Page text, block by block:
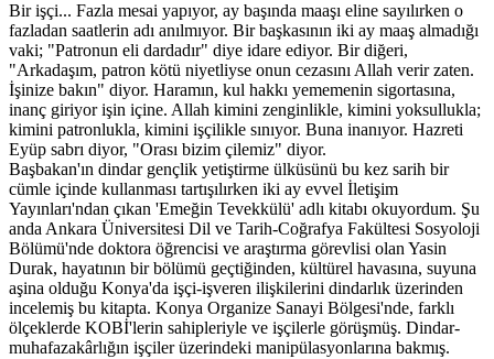
Bir işçi... Fazla mesai yapıyor, ay başında maaşı eline sayılırken o
fazladan saatlerin adı anılmıyor. Bir başkasının iki ay maaş almadığı
vaki; "Patronun eli dardadır" diye idare ediyor. Bir diğeri,
"Arkadaşım, patron kötü niyetliyse onun cezasını Allah verir zaten.
İşinize bakın" diyor. Haramın, kul hakkı yememenin sigortasına,
inanç giriyor işin içine. Allah kimini zenginlikle, kimini yoksullukla;
kimini patronlukla, kimini işçilikle sınıyor. Buna inanıyor. Hazreti
Eyüp sabrı diyor, "Orası bizim çilemiz" diyor.
Başbakan'ın dindar gençlik yetiştirme ülküsünü bu kez sarih bir
cümle içinde kullanması tartışılırken iki ay evvel İletişim
Yayınları'ndan çıkan 'Emeğin Tevekkülü' adlı kitabı okuyordum. Şu
anda Ankara Üniversitesi Dil ve Tarih-Coğrafya Fakültesi Sosyoloji
Bölümü'nde doktora öğrencisi ve araştırma görevlisi olan Yasin
Durak, hayatının bir bölümü geçtiğinden, kültürel havasına, suyuna
aşina olduğu Konya'da işçi-işveren ilişkilerini dindarlık üzerinden
incelemiş bu kitapta. Konya Organize Sanayi Bölgesi'nde, farklı
ölçeklerde KOBİ'lerin sahipleriyle ve işçilerle görüşmüş. Dindar-
muhafazakârlığın işçiler üzerindeki manipülasyonlarına bakmış.